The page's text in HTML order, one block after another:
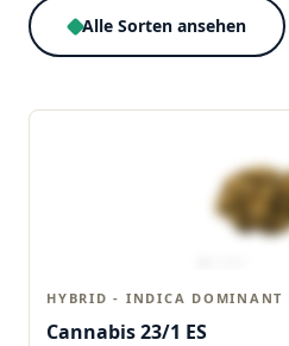
Alle Sorten ansehen
HYBRID - INDICA DOMINANT
Cannabis 23/1 ES